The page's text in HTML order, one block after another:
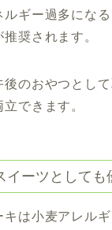
ルギー過多にな
奨されます。
のおやつとし
できます。
イーツとしても
は小麦アレル